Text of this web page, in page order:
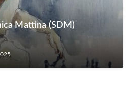
Mattina (SDM)